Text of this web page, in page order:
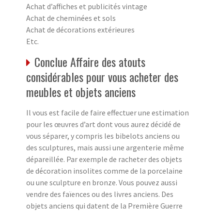
Achat d’affiches et publicités vintage
Achat de cheminées et sols
Achat de décorations extérieures
Etc.
Conclue Affaire des atouts
considérables pour vous acheter des
meubles et objets anciens
Il vous est facile de faire effectuer une estimation
pour les œuvres d’art dont vous aurez décidé de
vous séparer, y compris les bibelots anciens ou
des sculptures, mais aussi une argenterie même
dépareillée. Par exemple de racheter des objets
de décoration insolites comme de la porcelaine
ou une sculpture en bronze. Vous pouvez aussi
vendre des faïences ou des livres anciens. Des
objets anciens qui datent de la Première Guerre